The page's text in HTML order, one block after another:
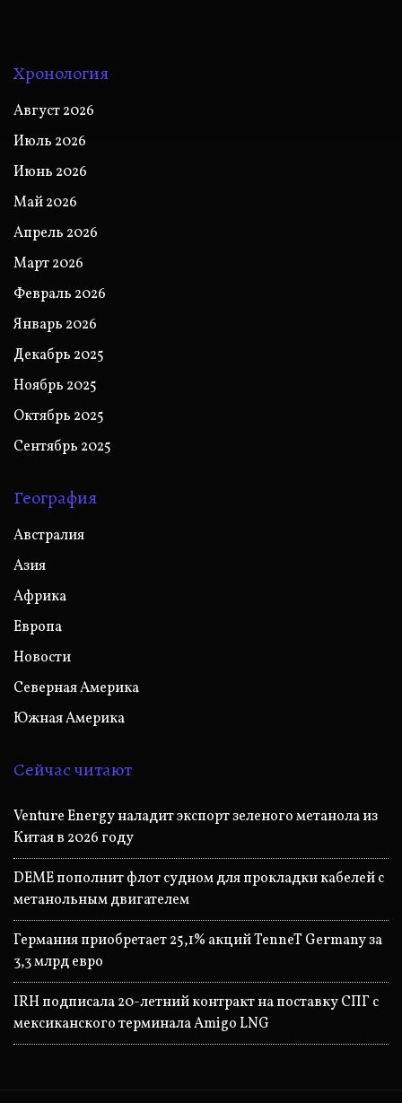
Хронология
Август 2026
Июль 2026
Июнь 2026
Май 2026
Апрель 2026
Март 2026
Февраль 2026
Январь 2026
Декабрь 2025
Ноябрь 2025
Октябрь 2025
Сентябрь 2025
География
Австралия
Азия
Африка
Европа
Новости
Северная Америка
Южная Америка
Сейчас читают
Venture Energy наладит экспорт зеленого метанола из
Китая в 2026 году
DEME пополнит флот судном для прокладки кабелей с
метанольным двигателем
Германия приобретает 25,1% акций TenneT Germany за
3,3 млрд евро
IRH подписала 20-летний контракт на поставку СПГ с
мексиканского терминала Amigo LNG